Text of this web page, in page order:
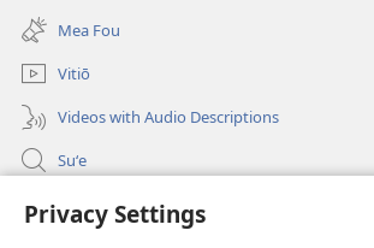
Privacy Settings
polokalame)
se
isi
polokalame)
Mea Fou
Vitiō
Videos with Audio Descriptions
Suʻe
Faamatalaga mo Ofisa o le Malo